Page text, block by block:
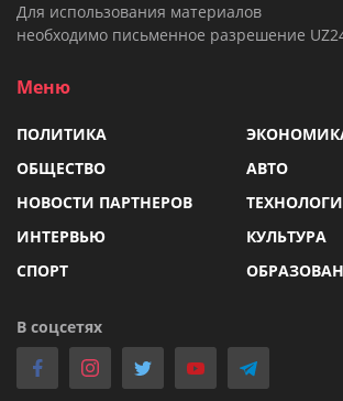
Для использования материалов
необходимо письменное разрешение
Меню
ПОЛИТИКА
ОБЩЕСТВО
АВТО
НОВОСТИ ПАРТНЕРОВ
ИНТЕРВЬЮ
КУЛЬТУРА
СПОРТ
В соцсетях